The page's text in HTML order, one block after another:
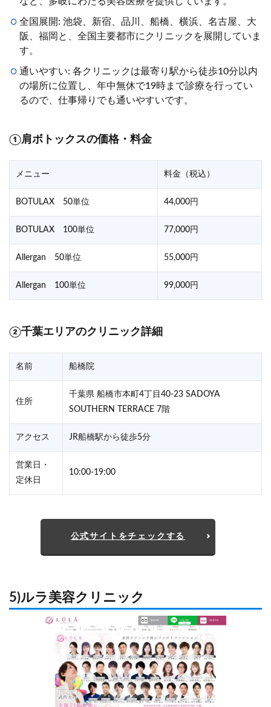
全国展開: 池袋、新宿、品川、船橋、横浜、名古屋、大
阪、福岡と、全国主要都市にクリニックを展開していま
す。
通いやすい: 各クリニックは最寄り駅から徒歩10分以内
の場所に位置し、年中無休で19時まで診療を行ってい
るので、仕事帰りでも通いやすいです。
①肩ボトックスの価格・料金
メニュー 料金（税込）
BOTULAX 50単位 44,000円
BOTULAX 100単位 77,000円
Allergan 50単位 55,000円
Allergan 100単位 99,000円
②千葉エリアのクリニック詳細
名前 船橋院
住所
千葉県 船橋市本町4丁目40-23 SADOYA
SOUTHERN TERRACE 7階
アクセス JR船橋駅から徒歩5分
営業日・
定休日
10:00-19:00
公式サイトをチェックする
5)ルラ美容クリニック